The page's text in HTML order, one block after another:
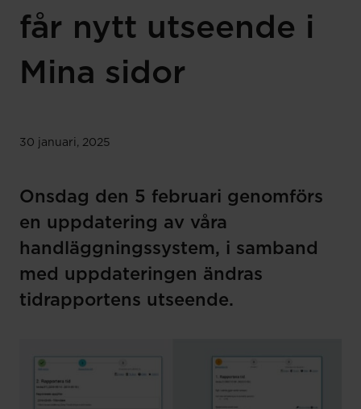
får nytt utseende i
Mina sidor
30 januari, 2025
Onsdag den 5 februari genomförs
en uppdatering av våra
handläggningssystem, i samband
med uppdateringen ändras
tidrapportens utseende.